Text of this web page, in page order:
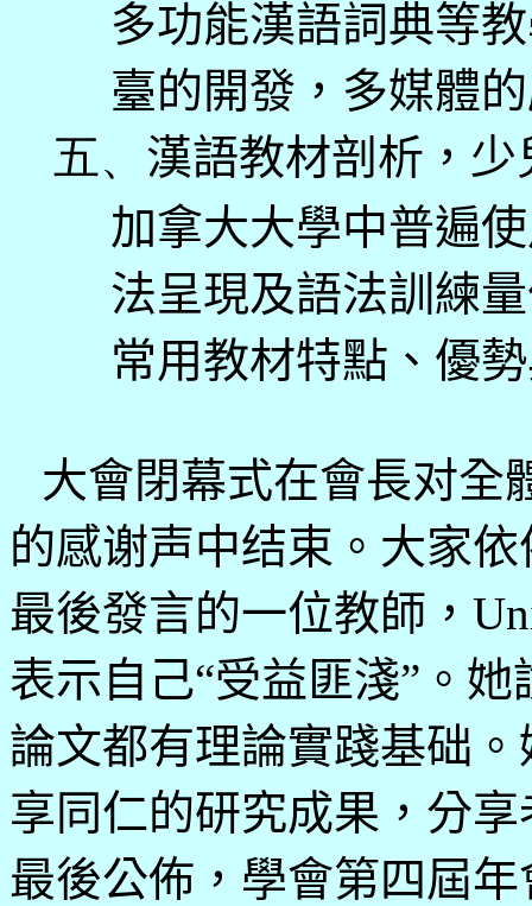
多功能漢語詞典等
臺的開發，多媒體
五、 漢語教材剖析，
加拿大大學中普遍
法呈現及語法訓練
常用教材特點、優
大會閉幕式在會長对全
的感谢声中结束。大家
最後發言的一位教師，
表示自己“受益匪淺”。
論文都有理論實踐基础
享同仁的研究成果，分
最後公佈，學會第四屆